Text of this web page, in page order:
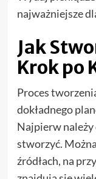
najważniejsze
Jak
Krok po
Proces
dokładnego
Najpierw
stworzyć.
źródłach, na